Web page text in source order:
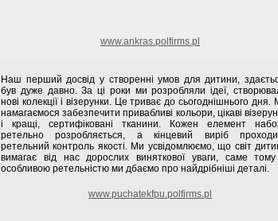
www.ankras.polfirms.pl
Наш перший досвід у створенні умов для дитини,
був дуже давно. За ці роки ми розробляли ідеї,
нові колекції і візерунки. Це триває до сьогоднішнього дня.
намагаємося забезпечити привабливі кольори, цікаві
і кращі, сертифіковані тканини. Кожен елемент
ретельно розробляється, а кінцевий виріб
ретельний контроль якості. Ми усвідомлюємо, що світ
вимагає від нас дорослих виняткової уваги, саме
особливою ретельністю ми дбаємо про найдрібніші деталі.
www.puchatekfpu.polfirms.pl